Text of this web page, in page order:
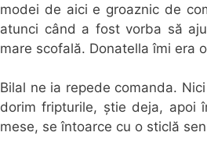
modei de aici e groaznic de
atunci când a fost vorba să
mare scofală. Donatella îmi era
Bilal ne ia repede comanda.
dorim fripturile, știe deja, apoi
mese, se întoarce cu o sticlă